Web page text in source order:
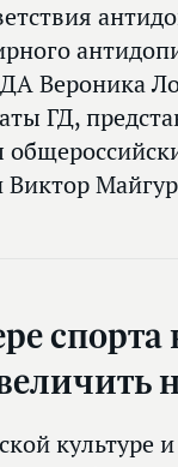
Вероника
ГД,
спорта
культуре